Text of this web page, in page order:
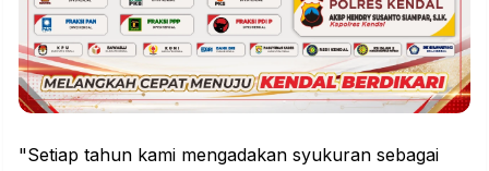
"Setiap tahun kami mengadakan syukuran sebagai